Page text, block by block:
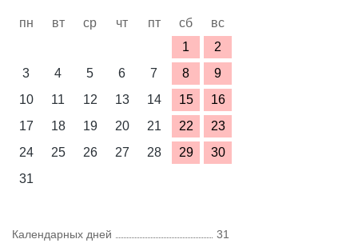
пн вт ср чт пт сб
вс
1
2
3
4 5 6 7 8
9
10
11 12 13 14 15
16
17
18 19 20 21 22
23
24
25 26 27 28 29
30
31
Календарных дней
31